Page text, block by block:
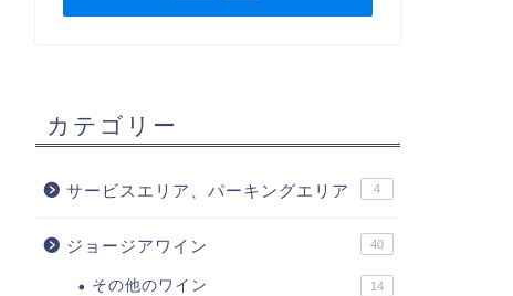
カテゴリー
サービスエリア、パーキングエリア 4
ジョージアワイン 40
その他のワイン 14